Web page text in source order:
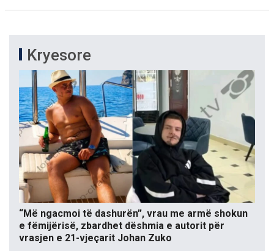
Kryesore
“Më ngacmoi të dashurën”, vrau me armë shokun
e fëmijërisë, zbardhet dëshmia e autorit për
vrasjen e 21-vjeçarit Johan Zuko